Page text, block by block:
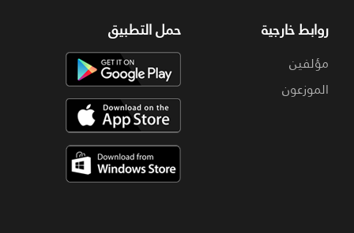
روابط خارجية
مؤلفين
الموزعون
حمل التطبيق